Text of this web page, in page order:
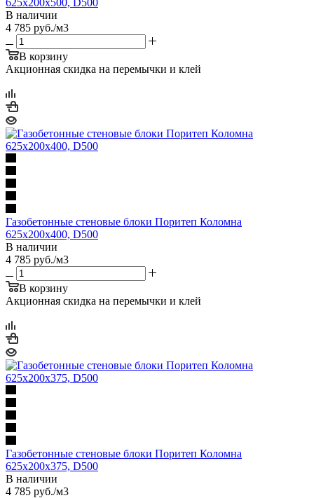
В наличии
4 785 руб./м3
В корзину
Акционная скидка на перемычки и клей
Газобетонные стеновые блоки Поритеп Коломна
625х200х400, D500
В наличии
4 785 руб./м3
В корзину
Акционная скидка на перемычки и клей
Газобетонные стеновые блоки Поритеп Коломна
625х200х375, D500
В наличии
4 785 руб./м3